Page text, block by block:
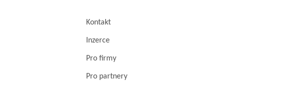
Kontakt
Inzerce
Pro firmy
Pro partnery